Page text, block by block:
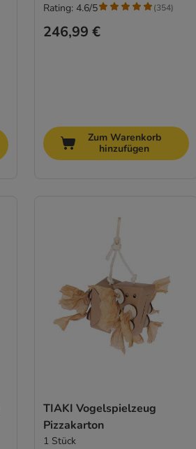
246,99 €
Rating: 4.6/5 (354)
Zum Warenkorb
hinzufügen
TIAKI Vogelspielzeug
Pizzakarton
1 Stück